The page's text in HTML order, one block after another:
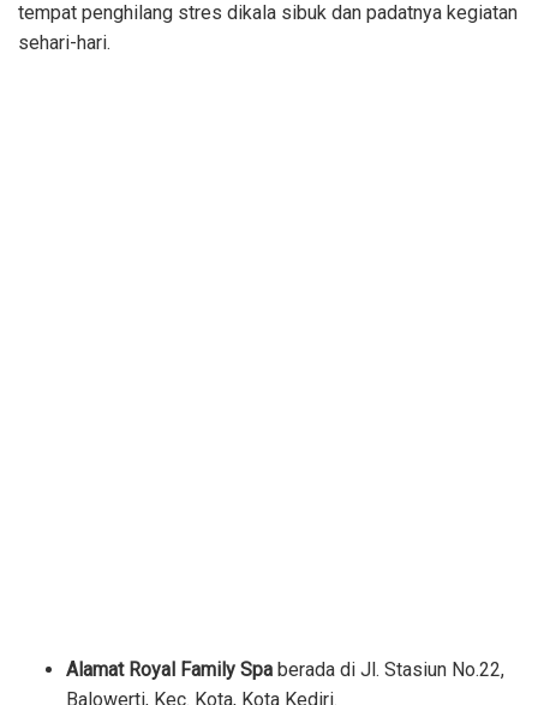
tempat penghilang stres dikala sibuk dan padatnya kegiatan
sehari-hari.
Alamat Royal Family Spa berada di Jl. Stasiun No.22,
Balowerti, Kec. Kota, Kota Kediri.